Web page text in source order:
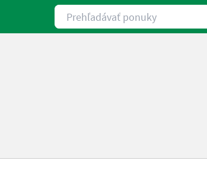
Prehľadávať ponuky